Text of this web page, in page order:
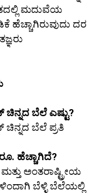
ಮದುವೆಯ
ಹೆಚ್ಚಾಗಿರುವುದು ದರ
ಚಿನ್ನದ ಬೆಲೆ ಎಷ್ಟು?
ಚಿನ್ನದ ಬೆಲೆ ಪ್ರತಿ
ಹೆಚ್ಚಾಗಿದೆ?
ಅಂತರಾಷ್ಟ್ರೀಯ
ಬೆಳ್ಳಿ ಬೆಲೆಯಲ್ಲಿ